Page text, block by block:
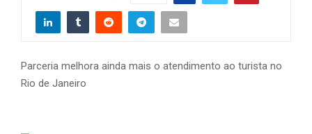
Parceria melhora ainda mais o atendimento ao turista no
Rio de Janeiro